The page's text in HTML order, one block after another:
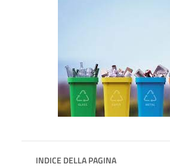
INDICE DELLA PAGINA